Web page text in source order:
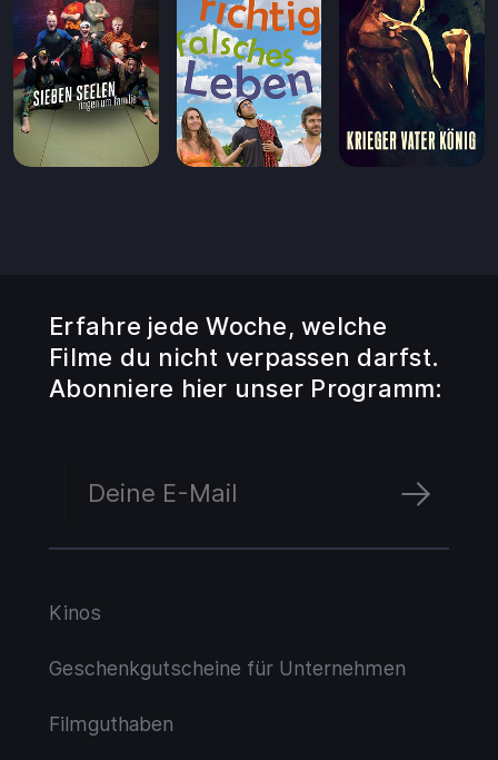
Erfahre jede Woche, welche
Filme du nicht verpassen darfst.
Abonniere hier unser Programm:
Kinos
Geschenkgutscheine für Unternehmen
Filmguthaben